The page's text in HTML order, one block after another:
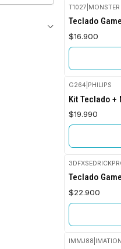
Agotado
T1027
Teclado
$16.900
G264 PHILIPS
Kit Teclado +
$19.990
Agotado
Teclado
$22.900
IMMJ88 IMATION